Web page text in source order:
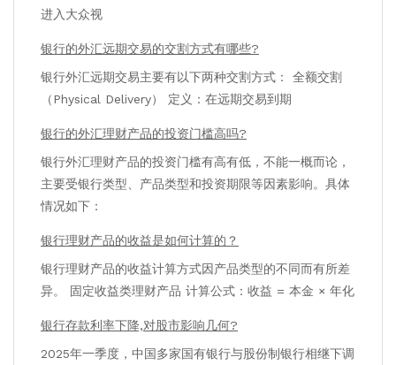
进入大众视
银行的外汇远期交易的交割方式有哪些?
银行外汇远期交易主要有以下两种交割方式： 全额交割
（Physical Delivery） 定义：在远期交易到期
银行的外汇理财产品的投资门槛高吗?
银行外汇理财产品的投资门槛有高有低，不能一概而论，
主要受银行类型、产品类型和投资期限等因素影响。具体
情况如下：
银行理财产品的收益是如何计算的？
银行理财产品的收益计算方式因产品类型的不同而有所差
异。 固定收益类理财产品 计算公式：收益 = 本金 × 年化
银行存款利率下降,对股市影响几何?
2025年一季度，中国多家国有银行与股份制银行相继下调